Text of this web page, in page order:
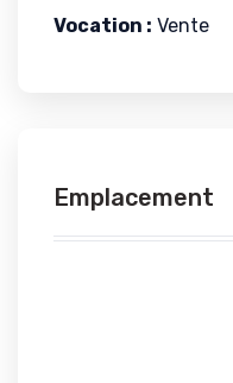
Vocation : Vente
Emplacement